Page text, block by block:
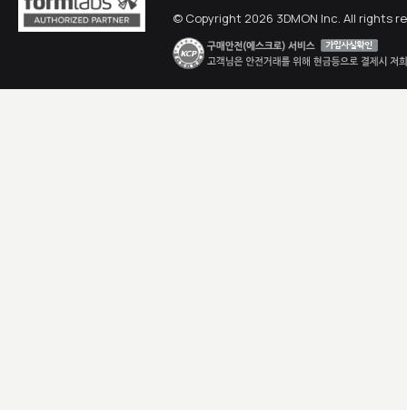
© Copyright 2026 3DMON Inc. All rights